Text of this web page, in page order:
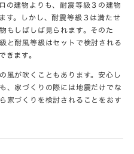
の建物よりも、耐震等級３の建物
す。しかし、耐震等級３は満たせ
もしばしば見られます。そのた
と耐風等級はセットで検討される
きます。
風が吹くこともあります。安心し
、家づくりの際には地震だけでな
家づくりを検討されることをおす